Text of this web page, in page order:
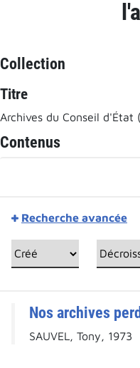
Collection
Titre
Archives du Conseil d'État
Contenus
Recherche avancée
Nos archives
SAUVEL, Tony, 1973